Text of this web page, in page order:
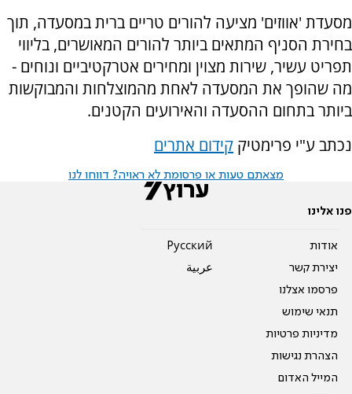
מסעדת 'אווזים' מציעה להורים טריים ברית במסעדה, תוך
בחירת הסניף המתאים ביותר להורים המאושרים, בליווי
תפריט עשיר, שירות מצוין ומחירים אטרקטיביים ונוחים -
מה שהופך את המסעדה לאחת מהמוצלחות והמבוקשות
ביותר בתחום ההסעדה והאירועים הקטנים.
נכתב ע"י פרימטיק קידום אתרים
מצאתם טעות או פרסומת לא ראויה? דווחו לנו
פנו אלינו
אודות
יצירת קשר
פרסמו אצלנו
תנאי שימוש
מדיניות פרטיות
הצהרת נגישות
המייל האדום
Pусский
عربية